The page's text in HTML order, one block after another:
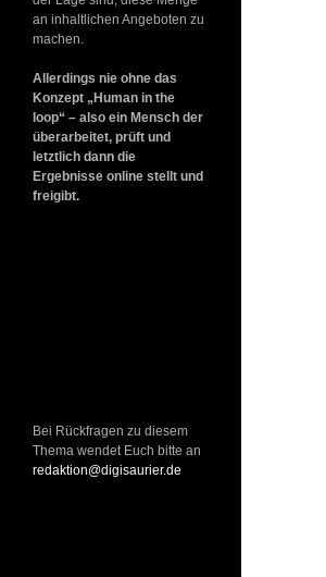
an inhaltlichen Angeboten zu
machen.
Allerdings nie ohne das
Konzept „Human in the
loop“ – also ein Mensch der
überarbeitet, prüft und
letztlich dann die
Ergebnisse online stellt und
freigibt.
Bei Rückfragen zu diesem
Thema wendet Euch bitte an
redaktion@digisaurier.de